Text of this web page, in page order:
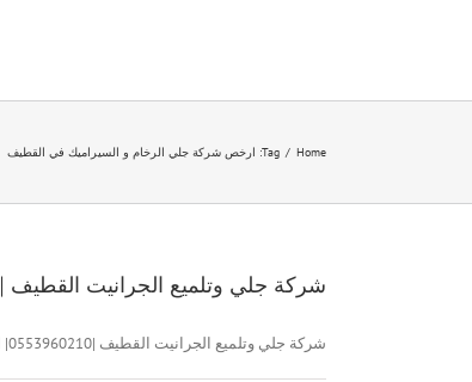
Home
/
Tag: ارخص شركة جلي الرخام و السيراميك في القطيف
شركة جلي وتلميع الجرانيت القطيف |0553960210| ارخص الاسعار
شركة جلي وتلميع الجرانيت القطيف |0553960210| ارخص الاسعار شركة جلي [...]